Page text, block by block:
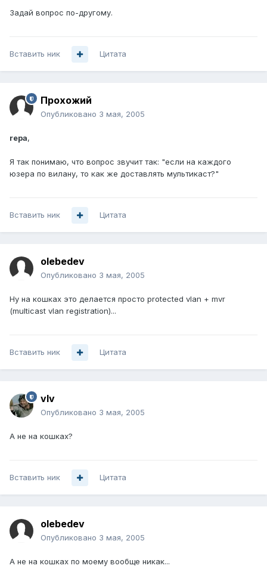
Задай вопрос по-другому.
Вставить ник Цитата
Прохожий
Опубликовано 3 мая, 2005
repa,
Я так понимаю, что вопрос звучит так: "если на каждого
юзера по вилану, то как же доставлять мультикаст?"
Вставить ник Цитата
olebedev
Опубликовано 3 мая, 2005
Ну на кошках это делается просто protected vlan + mvr
(multicast vlan registration)...
Вставить ник Цитата
vIv
Опубликовано 3 мая, 2005
А не на кошках?
Вставить ник Цитата
olebedev
Опубликовано 3 мая, 2005
А не на кошках по моему вообще никак...